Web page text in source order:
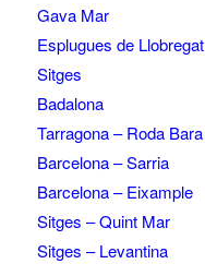
Gava Mar
Esplugues de Llobregat
Sitges
Badalona
Tarragona – Roda Bara
Barcelona – Sarria
Barcelona – Eixample
Sitges – Quint Mar
Sitges – Levantina